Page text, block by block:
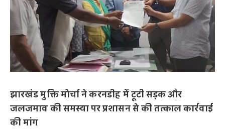
झारखंड मुक्ति मोर्चा ने करनडीह में टूटी सड़क और
जलजमाव की समस्या पर प्रशासन से की तत्काल कार्रवाई
की मांग